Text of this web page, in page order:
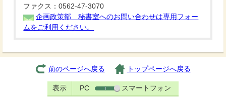
ファクス：0562-47-3070
企画政策部 秘書室へのお問い合わせは専用フォー
ムをご利用ください。
前のページへ戻る トップページへ戻る
表示 PC スマートフォン